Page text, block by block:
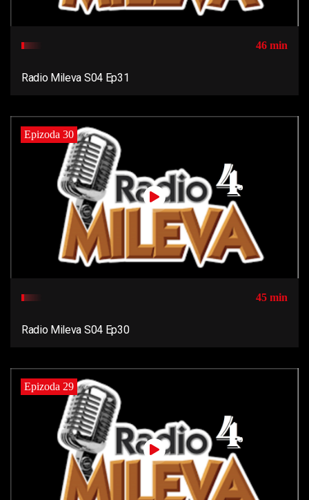
46 min
Radio Mileva S04 Ep31
Epizoda 30
45 min
Radio Mileva S04 Ep30
Epizoda 29